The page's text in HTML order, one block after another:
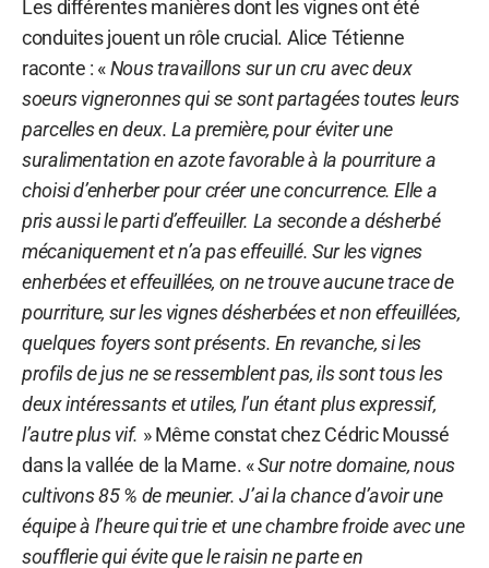
Les différentes manières dont les vignes ont été
conduites jouent un rôle crucial. Alice Tétienne
raconte : «Nous travaillons sur un cru avec deux
soeurs vigneronnes qui se sont partagées toutes leurs
parcelles en deux. La première, pour éviter une
suralimentation en azote favorable à la pourriture a
choisi d’enherber pour créer une concurrence. Elle a
pris aussi le parti d’effeuiller. La seconde a désherbé
mécaniquement et n’a pas effeuillé. Sur les vignes
enherbées et effeuillées, on ne trouve aucune trace de
pourriture, sur les vignes désherbées et non effeuillées,
quelques foyers sont présents. En revanche, si les
profils de jus ne se ressemblent pas, ils sont tous les
deux intéressants et utiles, l’un étant plus expressif,
l’autre plus vif. » Même constat chez Cédric Moussé
dans la vallée de la Marne. «Sur notre domaine, nous
cultivons 85 % de meunier. J’ai la chance d’avoir une
équipe à l’heure qui trie et une chambre froide avec une
soufflerie qui évite que le raisin ne parte en